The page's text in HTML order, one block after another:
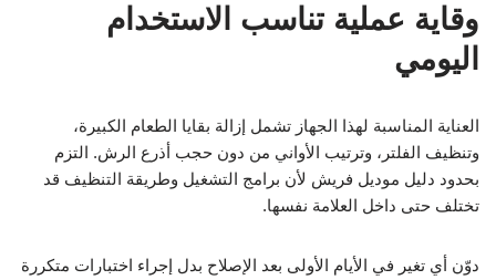
وقاية عملية تناسب الاستخدام
اليومي
العناية المناسبة لهذا الجهاز تشمل إزالة بقايا الطعام الكبيرة،
وتنظيف الفلتر، وترتيب الأواني من دون حجب أذرع الرش. التزم
بحدود دليل موديل فريش لأن برامج التشغيل وطريقة التنظيف قد
تختلف حتى داخل العلامة نفسها.
دوّن أي تغير في الأيام الأولى بعد الإصلاح بدل إجراء اختبارات متكررة